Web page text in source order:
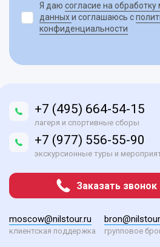
Я даю согласие на
данныхи соглашаюсь с
конфиденциальности
+7 (495) 664-54-15
лагеря и спортивные сборы
+7 (977) 556-55-90
экскурсионные туры и
Заказать звонок
moscow@nilstour.ru
клиентская поддержка групповое